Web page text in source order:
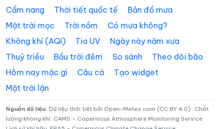
Xã Lợi Bác Xã Mẫu Sơn
Xã Na Dương Xã Na Sầm
Xã Quan Sơn Xã Quốc Khánh
Xã Quốc Việt
Xã Tân Đoàn Xã Tân Thành
Cẩm nang
Thời tiết quốc tế
Bản đồ mưa
Mặt trời mọc
Trời nồm
Có mưa không?
Không khí (AQI)
Tia UV
Ngày này năm xưa
Thuỷ triều
Bầu trời đêm So sánh
Theo dõi bão
Hôm nay mặc gì
Câu cá
Tạo widget
Mặt trời lặn
Nguồn dữ liệu: Dữ liệu thời tiết bởi Open-Meteo.com (CC BY 4.0) · Chất
lượng không khí: CAMS – Copernicus Atmosphere Monitoring Service ·